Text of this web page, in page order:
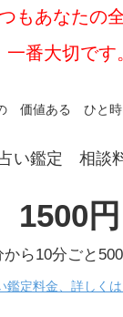
もあなたの
一番大切です
価値ある ひと時
い鑑定 相談
1500
から10分ごと
鑑定料金、詳しく